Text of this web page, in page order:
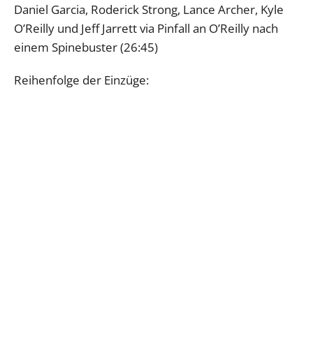
Daniel Garcia, Roderick Strong, Lance Archer, Kyle
O’Reilly und Jeff Jarrett via Pinfall an O’Reilly nach
einem Spinebuster (26:45)
Reihenfolge der Einzüge: